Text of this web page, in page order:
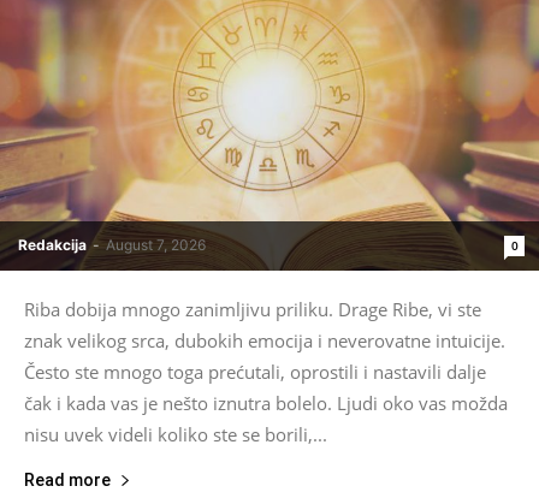
Redakcija - August 7, 2026 0
Riba dobija mnogo zanimljivu priliku. Drage Ribe, vi ste
znak velikog srca, dubokih emocija i neverovatne intuicije.
Često ste mnogo toga prećutali, oprostili i nastavili dalje
čak i kada vas je nešto iznutra bolelo. Ljudi oko vas možda
nisu uvek videli koliko ste se borili,...
Read more